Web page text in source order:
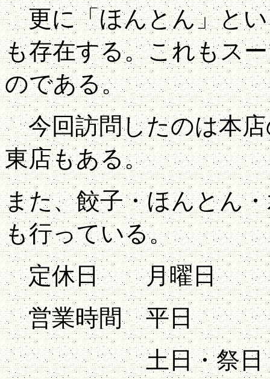
更に「ほんとん」とい
も存在する。これもス
のである。
今回訪問したのは本店
東店もある。
また、餃子・ほんとん
も行っている。
定休日 月曜日
営業時間 平日
土日・祭日 11:30